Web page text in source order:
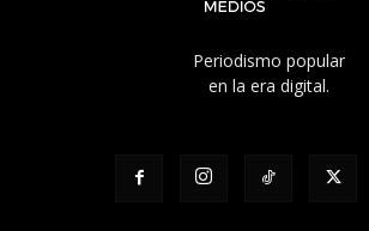
Periodismo popular
en la era digital.